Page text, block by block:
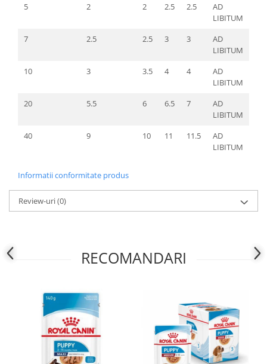
5
2 2 2.5 2.5
AD
LIBITUM
7
2.5 2.5 3 3
AD
LIBITUM
10
3 3.5 4 4
AD
LIBITUM
20
5.5 6 6.5 7
AD
LIBITUM
40
9 10 11 11.5
AD
LIBITUM
Informatii conformitate produs
Review-uri(0)
RECOMANDARI